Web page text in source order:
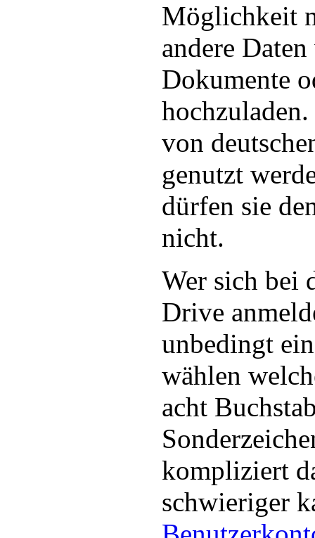
Möglichkeit
andere
Dokumente
von
genutzt
dürfen sie
nicht.
Wer sich bei
Drive
unbedingt
wählen
acht
kompliziert
schwieriger